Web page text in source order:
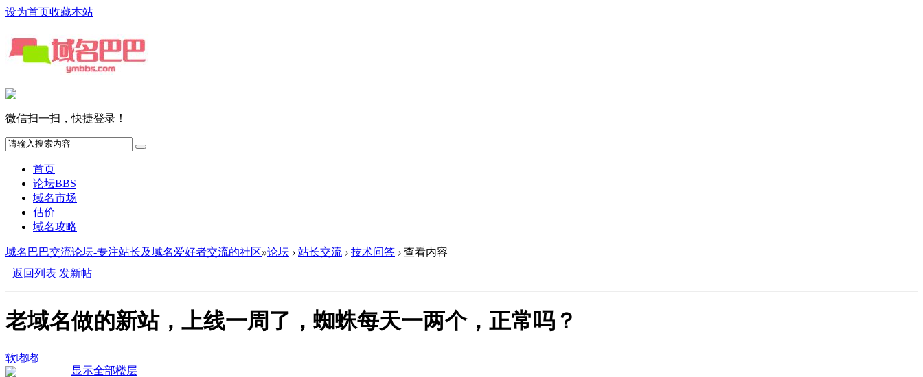
设为首页收藏本站
微信扫一扫，快捷登录！
首页
论坛BBS
域名市场
估价
域名攻略
域名巴巴交流论坛-专注站长及域名爱好者交流的社区»论坛 › 站长交流 › 技术问答 › 查看内容
返回列表 发新帖
老域名做的新站，上线一周了，蜘蛛每天一两个，正常吗？
软嘟嘟
显示全部楼层